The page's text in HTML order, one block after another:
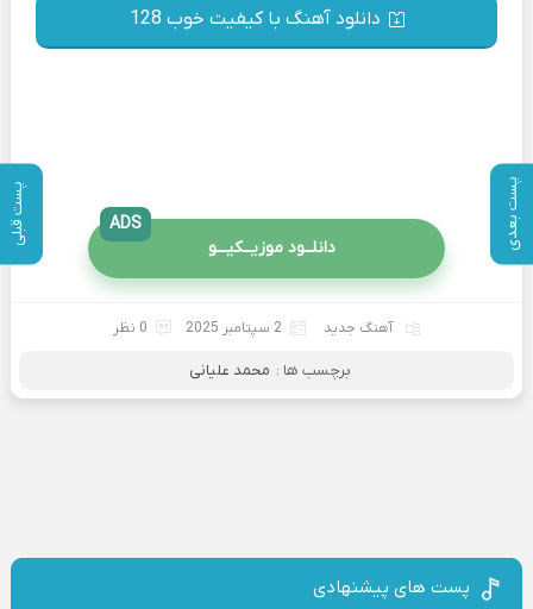
پست بعدی پست قبلی
دانلود آهنگ با کیفیت خوب 128
دانلــود موزیــکیـــو
ADS
آهنگ جدید 2 سپتامبر 2025 0 نظر
برچسب ها : محمد علیانی
پست های پیشنهادی